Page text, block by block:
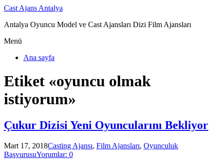
Cast Ajans Antalya
Antalya Oyuncu Model ve Cast Ajansları Dizi Film Ajansları
Menü
Ana sayfa
Etiket «oyuncu olmak
istiyorum»
Çukur Dizisi Yeni Oyuncularını Bekliyor
Mart 17, 2018Casting Ajansı, Film Ajansları, Oyunculuk
BaşvurusuYorumlar: 0